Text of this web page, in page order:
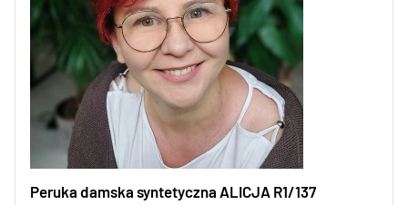
Peruka damska syntetyczna ALICJA R1/137